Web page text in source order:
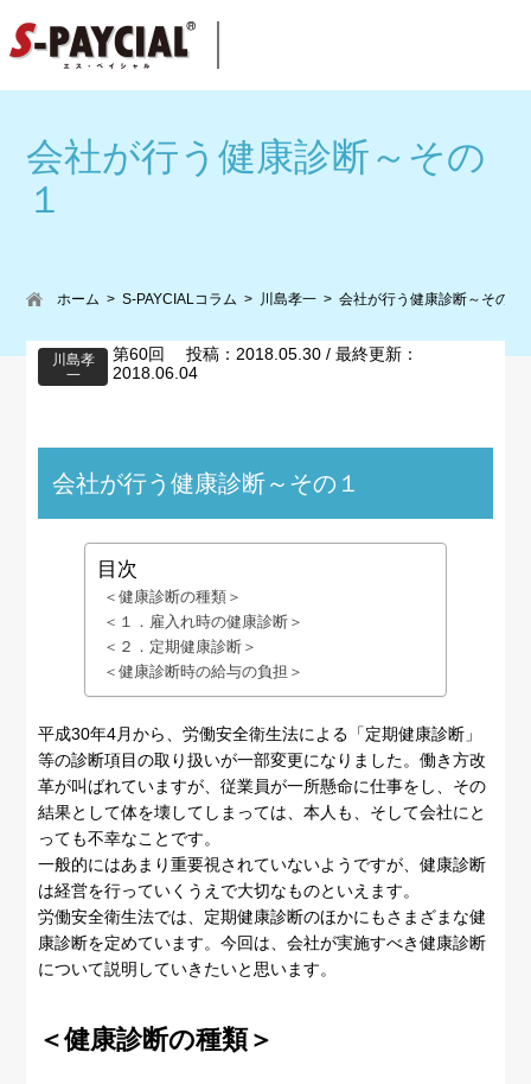
会社が行う健康診断～その
１
ホーム S-PAYCIALコラム 川島孝一 会社が行う健康診断～その１
川島孝
一
第60回 投稿：2018.05.30 / 最終更新：
2018.06.04
会社が行う健康診断～その１
目次
＜健康診断の種類＞
＜１．雇入れ時の健康診断＞
＜２．定期健康診断＞
＜健康診断時の給与の負担＞
平成30年4月から、労働安全衛生法による「定期健康診断」
等の診断項目の取り扱いが一部変更になりました。働き方改
革が叫ばれていますが、従業員が一所懸命に仕事をし、その
結果として体を壊してしまっては、本人も、そして会社にと
っても不幸なことです。
一般的にはあまり重要視されていないようですが、健康診断
は経営を行っていくうえで大切なものといえます。
労働安全衛生法では、定期健康診断のほかにもさまざまな健
康診断を定めています。今回は、会社が実施すべき健康診断
について説明していきたいと思います。
＜健康診断の種類＞